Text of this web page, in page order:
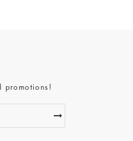
promotions!